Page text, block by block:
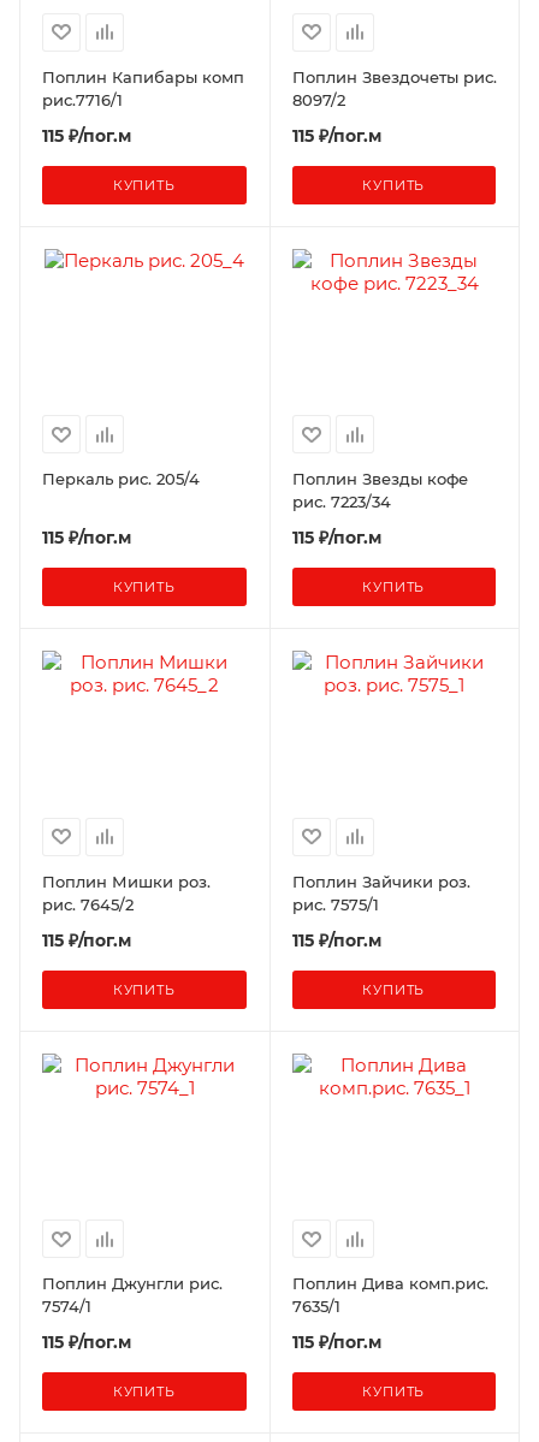
Поплин Капибары комп
рис.7716/1
115 ₽/пог.м
КУПИТЬ
Поплин Звездочеты рис.
8097/2
115 ₽/пог.м
КУПИТЬ
Перкаль рис. 205/4
115 ₽/пог.м
КУПИТЬ
Поплин Звезды кофе
рис. 7223/34
115 ₽/пог.м
КУПИТЬ
Поплин Мишки роз.
рис. 7645/2
115 ₽/пог.м
КУПИТЬ
Поплин Зайчики роз.
рис. 7575/1
115 ₽/пог.м
КУПИТЬ
Поплин Джунгли рис.
7574/1
115 ₽/пог.м
КУПИТЬ
Поплин Дива комп.рис.
7635/1
115 ₽/пог.м
КУПИТЬ